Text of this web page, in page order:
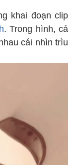
khai đoạn clip
. Trong hình, cả
cái nhìn trìu